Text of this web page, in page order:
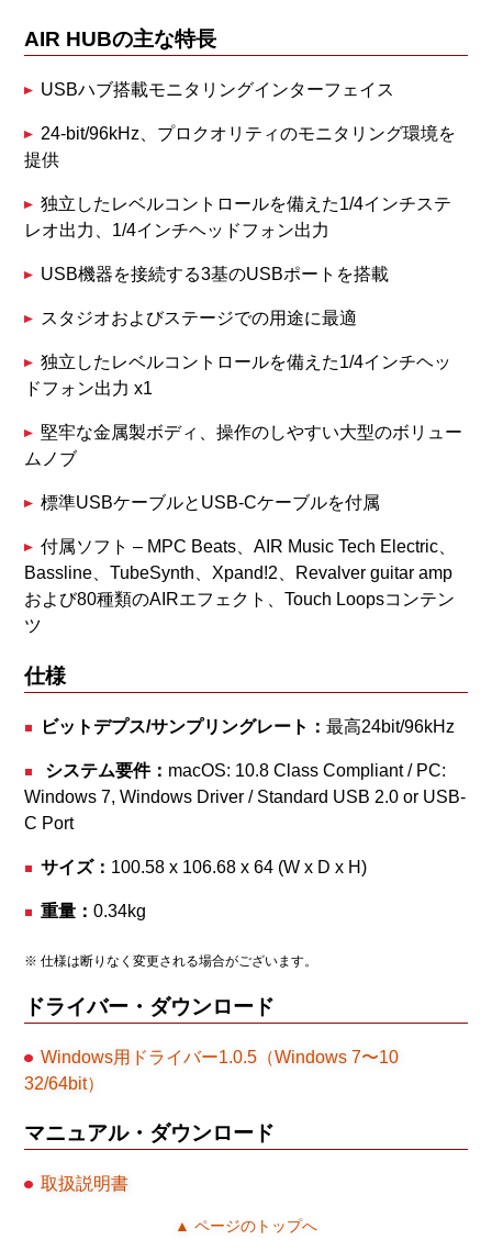
AIR HUBの主な特長
USBハブ搭載モニタリングインターフェイス
24-bit/96kHz、プロクオリティのモニタリング環境を
提供
独立したレベルコントロールを備えた1/4インチステ
レオ出力、1/4インチヘッドフォン出力
USB機器を接続する3基のUSBポートを搭載
スタジオおよびステージでの用途に最適
独立したレベルコントロールを備えた1/4インチヘッ
ドフォン出力 x1
堅牢な金属製ボディ、操作のしやすい大型のボリュー
ムノブ
標準USBケーブルとUSB-Cケーブルを付属
付属ソフト – MPC Beats、AIR Music Tech Electric、
Bassline、TubeSynth、Xpand!2、Revalver guitar amp
および80種類のAIRエフェクト、Touch Loopsコンテン
ツ
仕様
ビットデプス/サンプリングレート：最高24bit/96kHz
システム要件： macOS: 10.8 Class Compliant / PC:
Windows 7, Windows Driver / Standard USB 2.0 or USB-
C Port
サイズ： 100.58 x 106.68 x 64 (W x D x H)
重量：0.34kg
※ 仕様は断りなく変更される場合がございます。
ドライバー・ダウンロード
Windows用ドライバー1.0.5（Windows 7〜10
32/64bit）
マニュアル・ダウンロード
取扱説明書
▲ ページのトップへ